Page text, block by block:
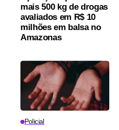
mais 500 kg de drogas
avaliados em R$ 10
milhões em balsa no
Amazonas
Policial